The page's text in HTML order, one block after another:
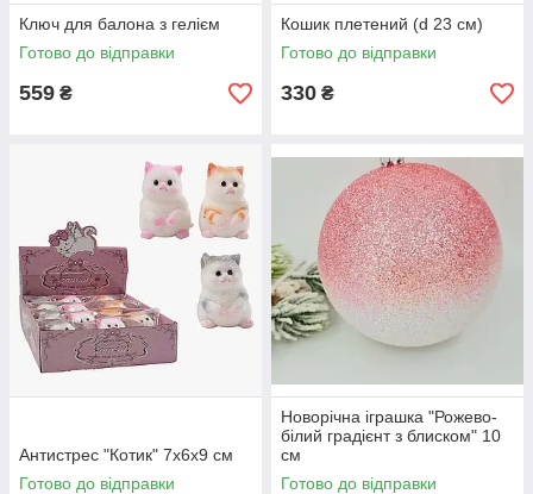
Ключ для балона з гелієм
Готово до відправки
559 ₴
Кошик плетений (d 23 см)
Готово до відправки
330 ₴
Антистрес "Котик" 7х6х9 см
Готово до відправки
Новорічна іграшка "Рожево-
білий градієнт з блиском" 10
см
Готово до відправки